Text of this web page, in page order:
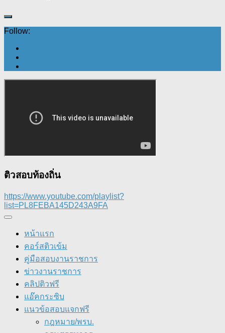
Follow:
ติวสอบท้องถิ่น
https://www.youtube.com/playlist?
list=PL8FEBA145D243A9FA
หน้าแรก
คอร์สติวเข้ม
คู่มือสอบงานราชการ
ข่าวงานราชการ
คลิปติวฟรี
แอ๊คกระซิบ
แนวข้อสอบแจกฟรี
กฎหมาย/พรบ.